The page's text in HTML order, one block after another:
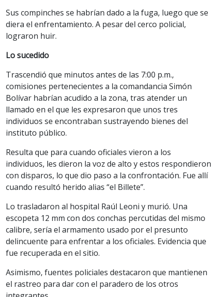
Sus compinches se habrían dado a la fuga, luego que se
diera el enfrentamiento. A pesar del cerco policial,
lograron huir.
Lo sucedido
Trascendió que minutos antes de las 7:00 p.m.,
comisiones pertenecientes a la comandancia Simón
Bolívar habrían acudido a la zona, tras atender un
llamado en el que les expresaron que unos tres
individuos se encontraban sustrayendo bienes del
instituto público.
Resulta que para cuando oficiales vieron a los
individuos, les dieron la voz de alto y estos respondieron
con disparos, lo que dio paso a la confrontación. Fue allí
cuando resultó herido alias “el Billete”.
Lo trasladaron al hospital Raúl Leoni y murió. Una
escopeta 12 mm con dos conchas percutidas del mismo
calibre, sería el armamento usado por el presunto
delincuente para enfrentar a los oficiales. Evidencia que
fue recuperada en el sitio.
Asimismo, fuentes policiales destacaron que mantienen
el rastreo para dar con el paradero de los otros